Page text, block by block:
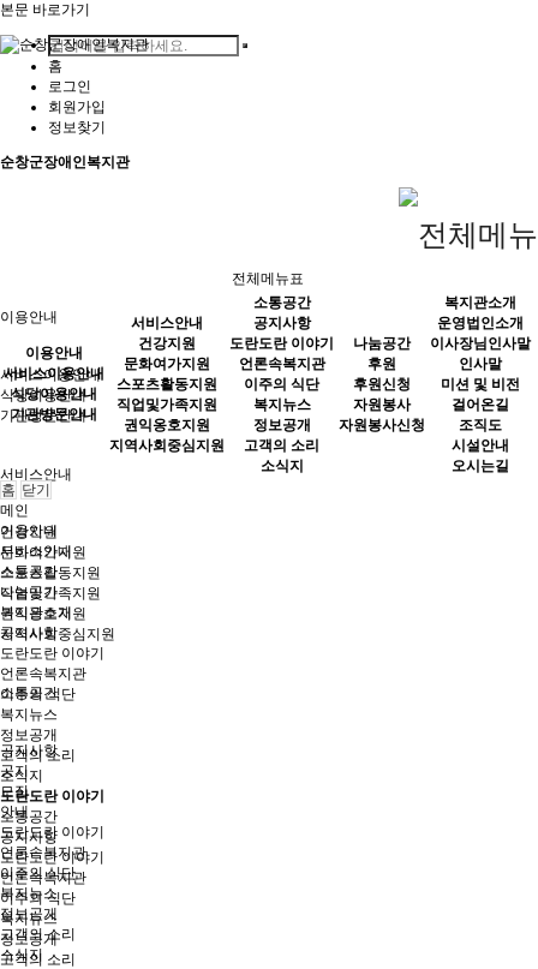
본문 바로가기
홈
로그인
회원가입
정보찾기
순창군장애인복지관
이용안내
서비스이용안내
식당이용안내
기관방문안내
서비스안내
건강지원
문화여가지원
스포츠활동지원
직업및가족지원
권익옹호지원
지역사회중심지원
소통공간
공지사항
공지
모집
안내
도란도란 이야기
언론속복지관
이주의 식단
복지뉴스
정보공개
고객의 소리
소식지
전체메뉴표
이용안내
서비스이용안내
식당이용안내
기관방문안내
서비스안내
건강지원
문화여가지원
스포츠활동지원
직업및가족지원
권익옹호지원
지역사회중심지원
소통공간
공지사항
도란도란 이야기
언론속복지관
이주의 식단
복지뉴스
정보공개
고객의 소리
소식지
나눔공간
후원
후원신청
자원봉사
자원봉사신청
복지관소개
운영법인소개
이사장님인사말
인사말
미션 및 비전
걸어온길
조직도
시설안내
오시는길
홈 닫기
메인
이용안내
서비스안내
소통공간
나눔공간
복지관소개
공지사항
도란도란 이야기
언론속복지관
이주의 식단
복지뉴스
정보공개
고객의 소리
소식지
도란도란 이야기
소통공간
공지사항
도란도란 이야기
언론속복지관
이주의 식단
복지뉴스
정보공개
고객의 소리